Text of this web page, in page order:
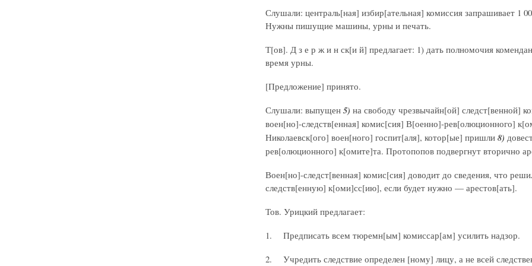
Слушали: централь[ная] избир[ательная] комиссия запрашивает 1
Нужны пишущие машины, урны и печать.
Т[ов]. Д з е р ж и н ск[и й] предлагает: 1) дать полномочия
время урны.
[Предложение] принято.
Слушали: выпущен 5) на свободу чрезвычайн[ой] следст[венной]
воен[но]-следств[енная] комис[сия] В[оенно]-рев[олюционного]
Николаевск[ого] воен[ного] госпит[аля], котор[ые] пришли 8)
рев[олюционного] к[омите]та. Протопопов подвергнут вторично
Воен[но]-следст[венная] комис[сия] доводит до сведения, что
следств[енную] к[оми]сс[ию], если будет нужно — арестов[ать].
Тов. Урицкий предлагает:
1. Предписать всем тюремн[ым] комиссар[ам] усилить надзор.
2. Учредить следствие определен [ному] лицу, а не всей